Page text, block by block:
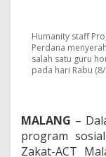
Humanity staff
Perdana
salah satu guru
pada hari Rabu
MALANG –
program
Zakat-ACT